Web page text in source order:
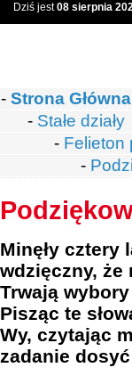
Dziś jest08 sierpnia
- Strona Główna
- Stałe działy
- Felieton
-
Minęły cztery
wdzięczny, że
Trwają
Pisząc te
Wy, czytając
zadanie